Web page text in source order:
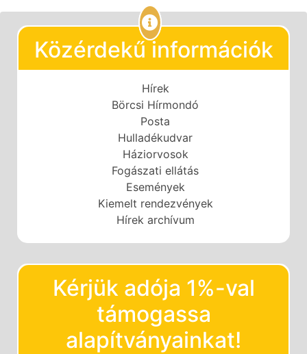
Közérdekű információk
Hírek
Börcsi Hírmondó
Posta
Hulladékudvar
Háziorvosok
Fogászati ellátás
Események
Kiemelt rendezvények
Hírek archívum
Kérjük adója 1%-val
támogassa
alapítványainkat!